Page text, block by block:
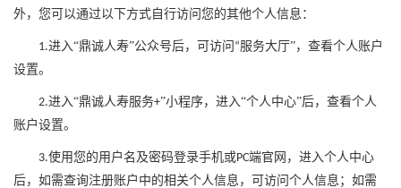
外，您可以通过以下方式自行访问您的其他个人信息：
1.进入“鼎诚人寿”公众号后，可访问 “服务大厅”，查看个人账户
设置。
2.进入“鼎诚人寿服务+”小程序，进入“个人中心”后，查看个人
账户设置。
3.使用您的用户名及密码登录手机或PC端官网，进入个人中心
后，如需查询注册账户中的相关个人信息，可访问个人信息；如需